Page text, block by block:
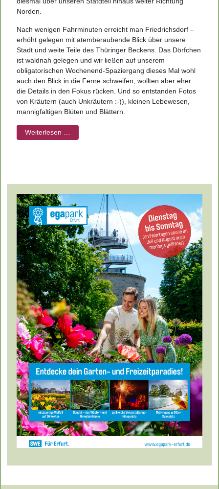
Norden.
Nach wenigen Fahrminuten erreicht man Friedrichsdorf –
erhöht gelegen mit atemberaubende Blick über unsere
Stadt und weite Teile des Thüringer Beckens. Das Dörfchen
ist waldnah gelegen und wir ließen auf unserem
obligatorischen Wochenend-Spaziergang dieses Mal wohl
auch den Blick in die Ferne schweifen, wollten aber eher
die Details in den Fokus rücken. Und so entstanden Fotos
von Kräutern (auch Unkräutern :-)), kleinen Lebewesen,
mannigfaltigen Blüten und Blättern.
Weiterlesen …